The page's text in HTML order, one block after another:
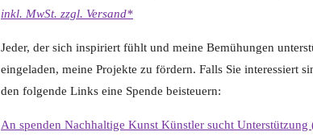
inkl. MwSt. zzgl. Versand*
Jeder, der sich inspiriert fühlt und meine Bemühungen
eingeladen, meine Projekte zu fördern. Falls Sie interessiert
den folgende Links eine Spende beisteuern:
An spenden Nachhaltige Kunst Künstler sucht